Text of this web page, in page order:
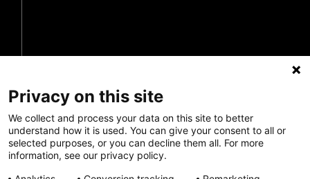
Privacy Policy
Envianos tus comentarios
Haz una donación
Privacy on this site
We collect and process your data on this site to better
understand how it is used. You can give your consent to all or
selected purposes, or you can decline them all. For more
information, see our privacy policy.